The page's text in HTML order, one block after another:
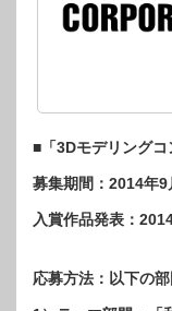
■「3Dモデリング
募集期間：2014年
入賞作品発表：
応募方法：以下の